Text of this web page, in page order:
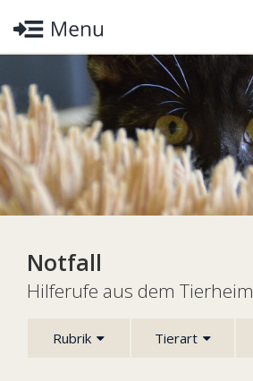
Notfall
Hilferufe aus dem Tierheim
Rubrik Tierart